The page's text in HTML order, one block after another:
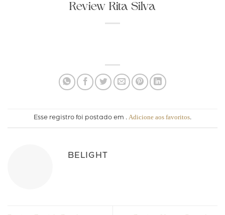
Review Rita Silva
Esse registro foi postado em . Adicione aos favoritos.
BELIGHT